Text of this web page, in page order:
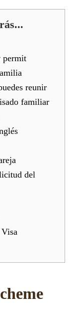
permit
reunir
familiar
del